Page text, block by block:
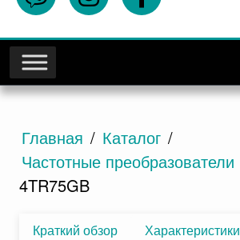
Главная / Каталог /
Частотные преобразователи
4TR75GB
Краткий обзор Характеристики